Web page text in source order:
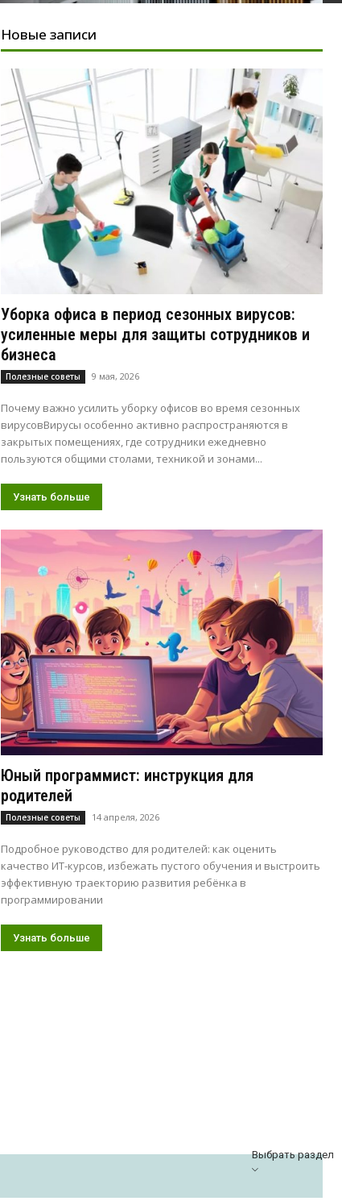
Новые записи
Уборка офиса в период сезонных вирусов:
усиленные меры для защиты сотрудников и
бизнеса
Полезные советы 9 мая, 2026
Почему важно усилить уборку офисов во время сезонных
вирусовВирусы особенно активно распространяются в
закрытых помещениях, где сотрудники ежедневно
пользуются общими столами, техникой и зонами...
Узнать больше
Юный программист: инструкция для
родителей
Полезные советы 14 апреля, 2026
Подробное руководство для родителей: как оценить
качество ИТ-курсов, избежать пустого обучения и выстроить
эффективную траекторию развития ребёнка в
программировании
Узнать больше
Выбрать раздел